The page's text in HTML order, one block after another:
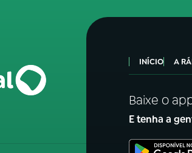
INÍCIO A
Baixe o
E tenha a